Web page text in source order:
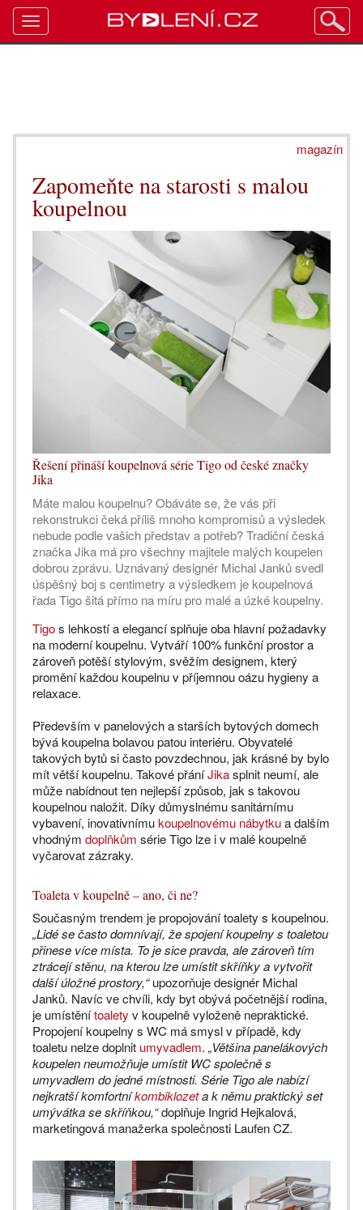
magazín
Zapomeňte na starosti s malou
koupelnou
Řešení přináší koupelnová série Tigo od české značky
Jika
Máte malou koupelnu? Obáváte se, že vás při
rekonstrukci čeká příliš mnoho kompromisů a výsledek
nebude podle vašich představ a potřeb? Tradiční česká
značka Jika má pro všechny majitele malých koupelen
dobrou zprávu. Uznávaný designér Michal Janků svedl
úspěšný boj s centimetry a výsledkem je koupelnová
řada Tigo šitá přímo na míru pro malé a úzké koupelny.
Tigos lehkostí a elegancí splňuje oba hlavní požadavky
na moderní koupelnu. Vytváří 100% funkční prostor a
zároveň potěší stylovým, svěžím designem, který
promění každou koupelnu v příjemnou oázu hygieny a
relaxace.
Především v panelových a starších bytových domech
bývá koupelna bolavou patou interiéru. Obyvatelé
takových bytů si často povzdechnou, jak krásné by bylo
mít větší koupelnu. Takové přáníJikasplnit neumí, ale
může nabídnout ten nejlepší způsob, jak s takovou
koupelnou naložit. Díky důmyslnému sanitárnímu
vybavení, inovativnímukoupelnovému nábytkua dalším
vhodným doplňkům série Tigo lze i v malé koupelně
vyčarovat zázraky.
Toaleta v koupelně – ano, či ne?
Současným trendem je propojování toalety s koupelnou.
„Lidé se často domnívají, že spojení koupelny s toaletou
přinese více místa. To je sice pravda, ale zároveň tím
ztrácejí stěnu, na kterou lze umístit skříňky a vytvořit
další úložné prostory,“upozorňuje designér Michal
Janků. Navíc ve chvíli, kdy byt obývá početnější rodina,
je umístěnítoalety v koupelně vyloženě nepraktické.
Propojení koupelny s WC má smysl v případě, kdy
toaletu nelze doplnit umyvadlem. „Většina panelákových
koupelen neumožňuje umístit WC společně s
umyvadlem do jedné místnosti. Série Tigo ale nabízí
nejkratší komfortníkombiklozeta k němu praktický set
umývátka se skříňkou,“doplňuje Ingrid Hejkalová,
marketingová manažerka společnosti Laufen CZ.
Toggle
navigation